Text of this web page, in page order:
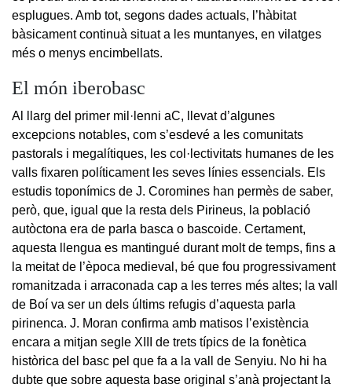
esplugues. Amb tot, segons dades actuals, l’hàbitat
bàsicament continuà situat a les muntanyes, en vilatges
més o menys encimbellats.
El món iberobasc
Al llarg del primer mil·lenni aC, llevat d’algunes
excepcions notables, com s’esdevé a les comunitats
pastorals i megalítiques, les col·lectivitats humanes de les
valls fixaren políticament les seves línies essencials. Els
estudis toponímics de J. Coromines han permès de saber,
però, que, igual que la resta dels Pirineus, la població
autòctona era de parla basca o bascoide. Certament,
aquesta llengua es mantingué durant molt de temps, fins a
la meitat de l’època medieval, bé que fou progressivament
romanitzada i arraconada cap a les terres més altes; la vall
de Boí va ser un dels últims refugis d’aquesta parla
pirinenca. J. Moran confirma amb matisos l’existència
encara a mitjan segle XIII de trets típics de la fonètica
històrica del basc pel que fa a la vall de Senyiu. No hi ha
dubte que sobre aquesta base original s’anà projectant la